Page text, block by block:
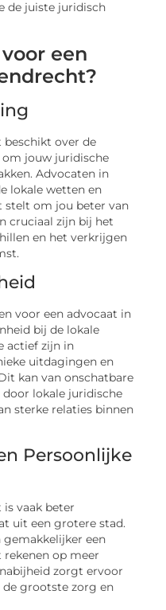
de juiste juridisch
een
beschikt over de
om jouw juridische
Advocaten in
lokale wetten en
stelt om jou beter van
cruciaal zijn bij het
en het verkrijgen
voor een advocaat in
bij de lokale
actief zijn in
uitdagingen en
kan van onschatbare
lokale juridische
sterke relaties binnen
Persoonlijke
is vaak beter
uit een grotere stad.
een
rekenen op meer
zorgt ervoor
grootste zorg en